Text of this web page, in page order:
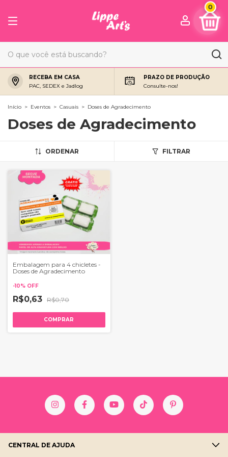
0
RECEBA EM CASA
PAC, SEDEX e Jadlog
PRAZO DE PRODUÇÃO
Consulte-nos!
Início > Eventos > Casuais > Doses de Agradecimento
Doses de Agradecimento
ORDENAR FILTRAR
Embalagem para 4 chicletes -
Doses de Agradecimento
-10% OFF
R$0,63 R$0,70
COMPRAR
CENTRAL DE AJUDA